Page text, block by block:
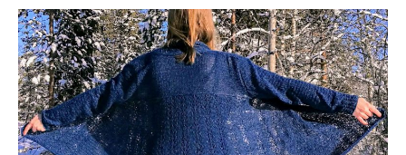
Hieman
juhlavampi
neuletakki